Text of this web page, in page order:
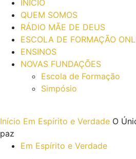
INICIO
QUEM SOMOS
RÁDIO MÃE DE DEUS
ESCOLA DE FORMAÇÃO
ENSINOS
NOVAS FUNDAÇÕES
Escola de Formação
Simpósio
Início Em Espírito e Verdade O
paz
Em Espírito e Verdade